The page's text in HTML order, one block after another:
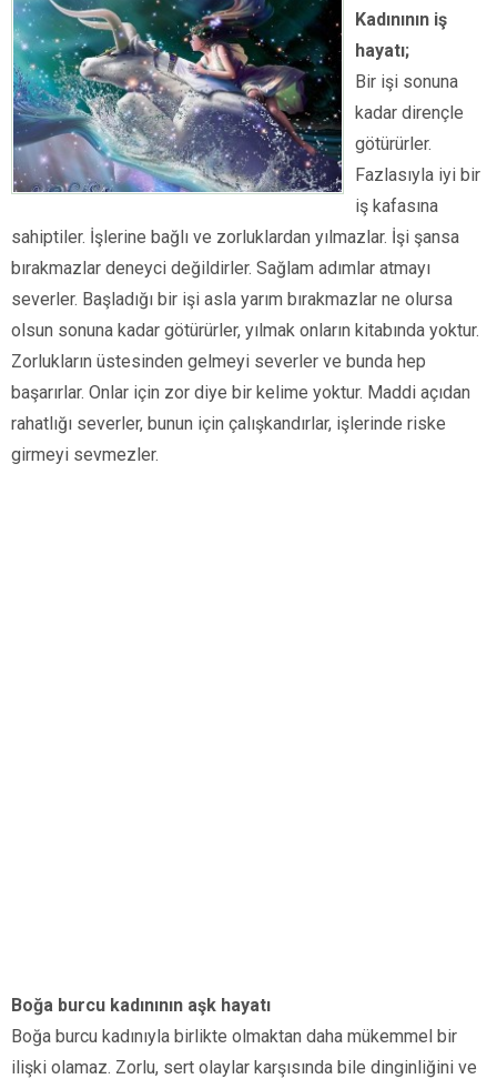
Kadınının iş
hayatı;
Bir işi sonuna
kadar dirençle
götürürler.
Fazlasıyla iyi bir
iş kafasına
sahiptiler. İşlerine bağlı ve zorluklardan yılmazlar. İşi şansa
bırakmazlar deneyci değildirler. Sağlam adımlar atmayı
severler. Başladığı bir işi asla yarım bırakmazlar ne olursa
olsun sonuna kadar götürürler, yılmak onların kitabında yoktur.
Zorlukların üstesinden gelmeyi severler ve bunda hep
başarırlar. Onlar için zor diye bir kelime yoktur. Maddi açıdan
rahatlığı severler, bunun için çalışkandırlar, işlerinde riske
girmeyi sevmezler.
Boğa burcu kadınının aşk hayatı
Boğa burcu kadınıyla birlikte olmaktan daha mükemmel bir
ilişki olamaz. Zorlu, sert olaylar karşısında bile dinginliğini ve